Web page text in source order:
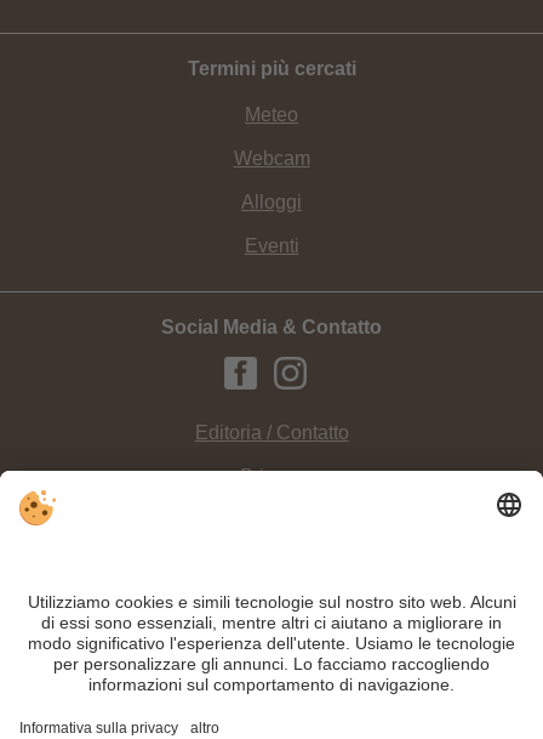
Termini più cercati
Meteo
Webcam
Alloggi
Eventi
Social Media & Contatto
Editoria / Contatto
Privacy
INFO:Scegliete lawebcam di San Candidoche più vi aggrada, oppure
approfittate semplicemente di tutti gli “occhi” puntati su questa località in Alto